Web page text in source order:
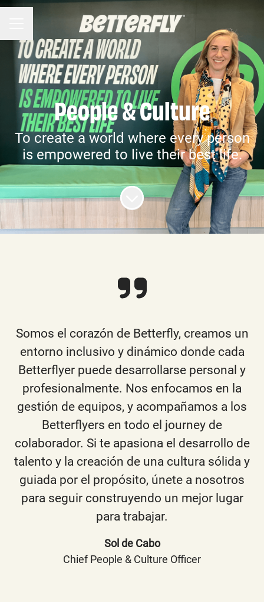
MENÚ DE EMPLEO
People & Culture
To create a world where every person
is empowered to live their best life.
Más contenido
Somos el corazón de Betterfly, creamos un
entorno inclusivo y dinámico donde cada
Betterflyer puede desarrollarse personal y
profesionalmente. Nos enfocamos en la
gestión de equipos, y acompañamos a los
Betterflyers en todo el journey de
colaborador. Si te apasiona el desarrollo de
talento y la creación de una cultura sólida y
guiada por el propósito, únete a nosotros
para seguir construyendo un mejor lugar
para trabajar.
Sol de Cabo
Chief People & Culture Officer